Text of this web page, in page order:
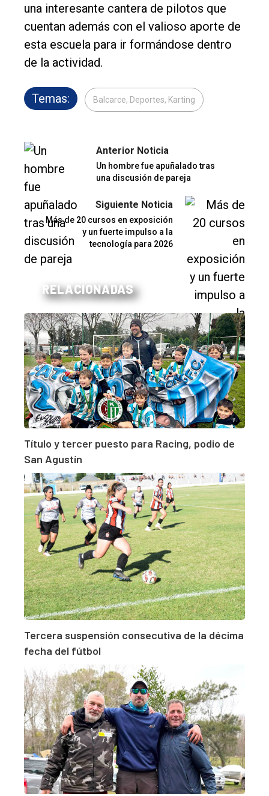
una interesante cantera de pilotos que
cuentan además con el valioso aporte de
esta escuela para ir formándose dentro
de la actividad.
Temas: Balcarce, Deportes, Karting
Anterior Noticia
Un hombre fue apuñalado tras
una discusión de pareja
Siguiente Noticia
Más de 20 cursos en exposición
y un fuerte impulso a la
tecnología para 2026
RELACIONADAS
Título y tercer puesto para Racing, podio de
San Agustín
Tercera suspensión consecutiva de la décima
fecha del fútbol